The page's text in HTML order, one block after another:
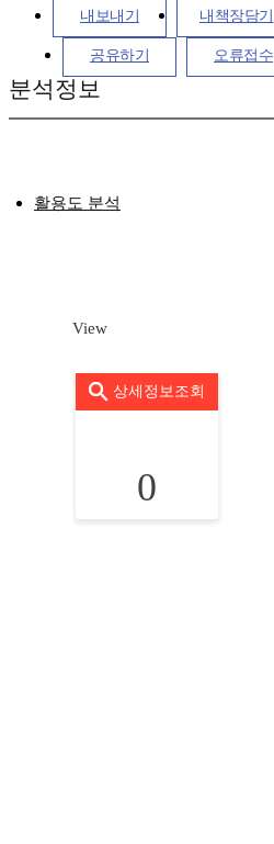
내보내기 내책장담기
공유하기 오류접수
분석정보
활용도 분석
View
상세정보조회
0